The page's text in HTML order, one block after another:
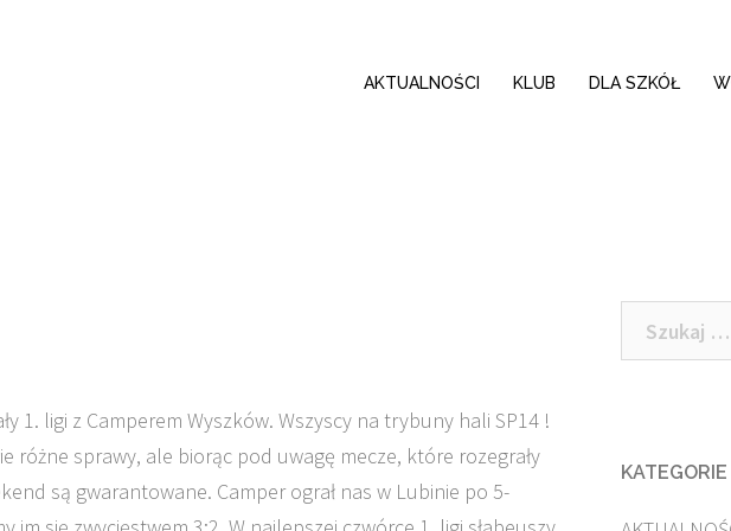
AKTUALNOŚCI KLUB DLA SZKÓŁ
1. ligi z Camperem Wyszków. Wszyscy na trybuny hali SP14 !
różne sprawy, ale biorąc pod uwagę mecze, które rozegrały
są gwarantowane. Camper ograł nas w Lubinie po 5-
Szukaj:
KATEGORIE